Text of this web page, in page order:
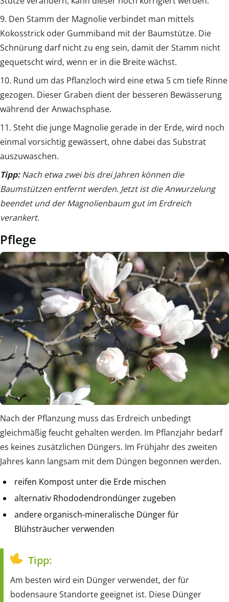
9. Den Stamm der Magnolie verbindet man mittels
Kokosstrick oder Gummiband mit der Baumstütze. Die
Schnürung darf nicht zu eng sein, damit der Stamm nicht
gequetscht wird, wenn er in die Breite wächst.
10. Rund um das Pflanzloch wird eine etwa 5 cm tiefe Rinne
gezogen. Dieser Graben dient der besseren Bewässerung
während der Anwachsphase.
11. Steht die junge Magnolie gerade in der Erde, wird noch
einmal vorsichtig gewässert, ohne dabei das Substrat
auszuwaschen.
Tipp:Nach etwa zwei bis drei Jahren können die
Baumstützen entfernt werden. Jetzt ist die Anwurzelung
beendet und der Magnolienbaum gut im Erdreich
verankert.
Pflege
Nach der Pflanzung muss das Erdreich unbedingt
gleichmäßig feucht gehalten werden. Im Pflanzjahr bedarf
es keines zusätzlichen Düngers. Im Frühjahr des zweiten
Jahres kann langsam mit dem Düngen begonnen werden.
reifen Kompost unter die Erde mischen
alternativ Rhododendrondünger zugeben
andere organisch-mineralische Dünger für
Blühsträucher verwenden
Tipp:
Am besten wird ein Dünger verwendet, der für
bodensaure Standorte geeignet ist. Diese Dünger